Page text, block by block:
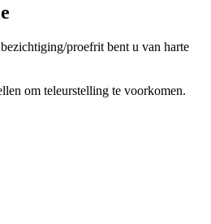
proefrit bent u van harte
om teleurstelling te voorkomen.